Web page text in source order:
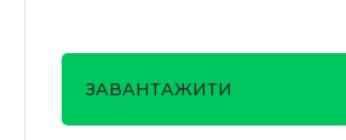
ЗАВАНТАЖИТИ